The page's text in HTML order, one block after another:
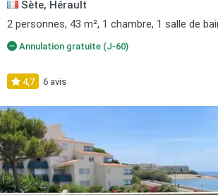
Sète, Hérault
2 personnes, 43 m², 1 chambre, 1 salle de
Annulation gratuite (J-60)
4,7 6 avis